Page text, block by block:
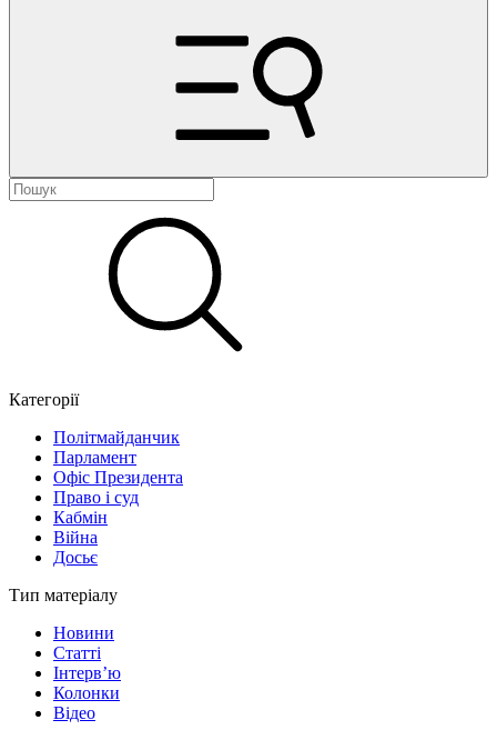
Категорії
Політмайданчик
Парламент
Офіс Президента
Право і суд
Кабмін
Війна
Досьє
Тип матеріалу
Новини
Статті
Інтерв’ю
Колонки
Відео